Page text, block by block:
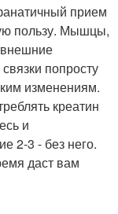
прием
пользу. Мышцы,
попросту
изменениям.
креатин
и
2-3 - без него.
даст вам